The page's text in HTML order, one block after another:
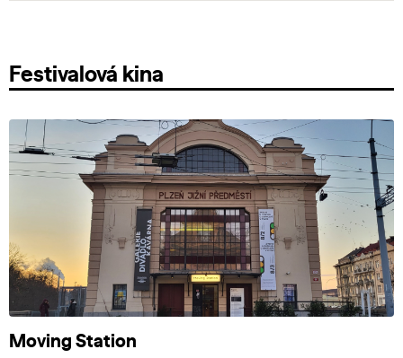
Festivalová kina
Moving Station